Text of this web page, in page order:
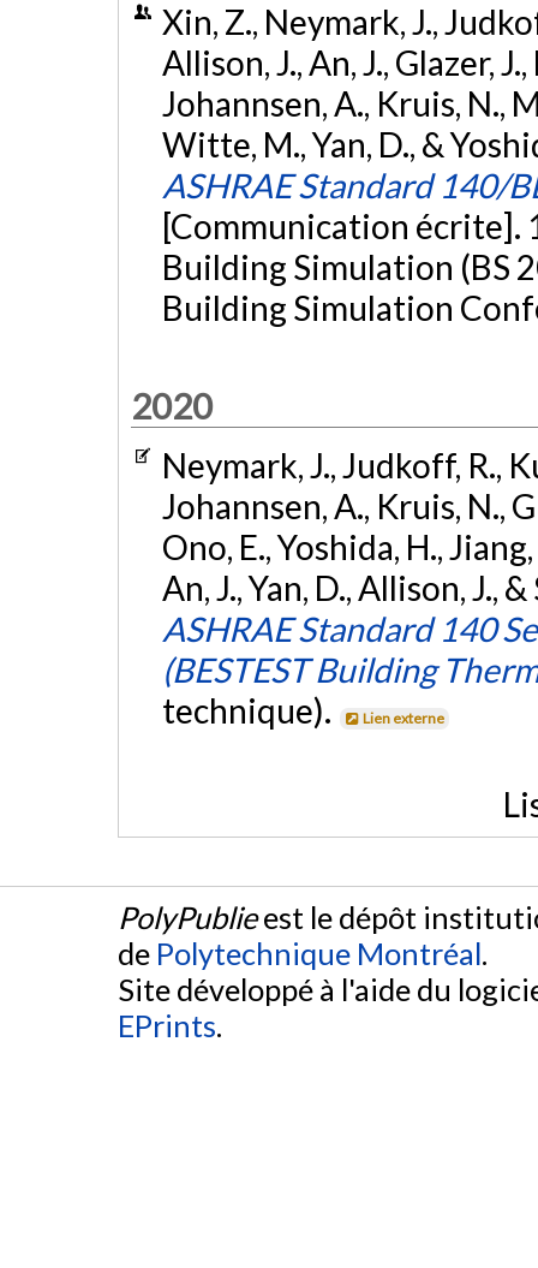
Xin, Z., Neymark, J.,
Allison, J., An, J., Glazer,
Johannsen, A., Kruis, N.,
Witte, M., Yan, D., &
ASHRAE Standard 140/
[Communication écrite].
Building Simulation (BS
Building Simulation
2020
Neymark, J., Judkoff, R.,
Johannsen, A., Kruis, N.,
Ono, E., Yoshida, H.,
An, J., Yan, D., Allison, J.,
ASHRAE Standard 140
(BESTEST Building
technique).
Lien externe
PolyPublieest le dépôt
de Polytechnique Montréal.
Site développé à l'aide du
EPrints.